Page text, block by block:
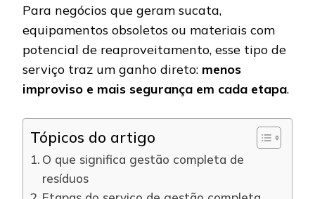
Para negócios que geram sucata,
equipamentos obsoletos ou materiais com
potencial de reaproveitamento, esse tipo de
serviço traz um ganho direto: menos
improviso e mais segurança em cada etapa.
Tópicos do artigo
O que significa gestão completa de
resíduos